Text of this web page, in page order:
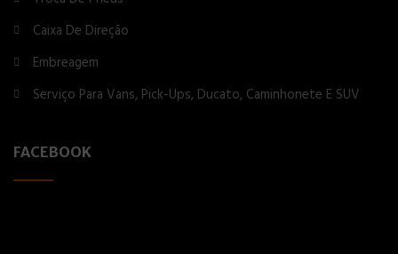
Caixa De Direção
Embreagem
Serviço Para Vans, Pick-Ups, Ducato, Caminhonete E SUV
FACEBOOK